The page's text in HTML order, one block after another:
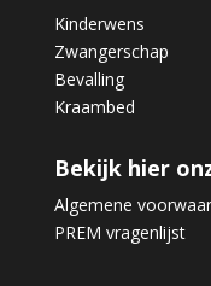
Kinderwens
Zwangerschap
Bevalling
Kraambed
Bekijk hier
Algemene
PREM vragenlijst